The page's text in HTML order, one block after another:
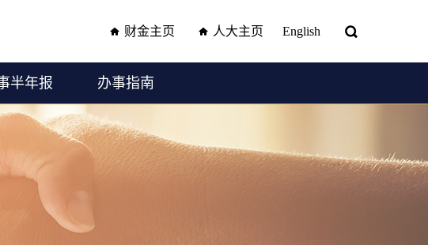
财金主页 人大主页 English
半年报 办事指南